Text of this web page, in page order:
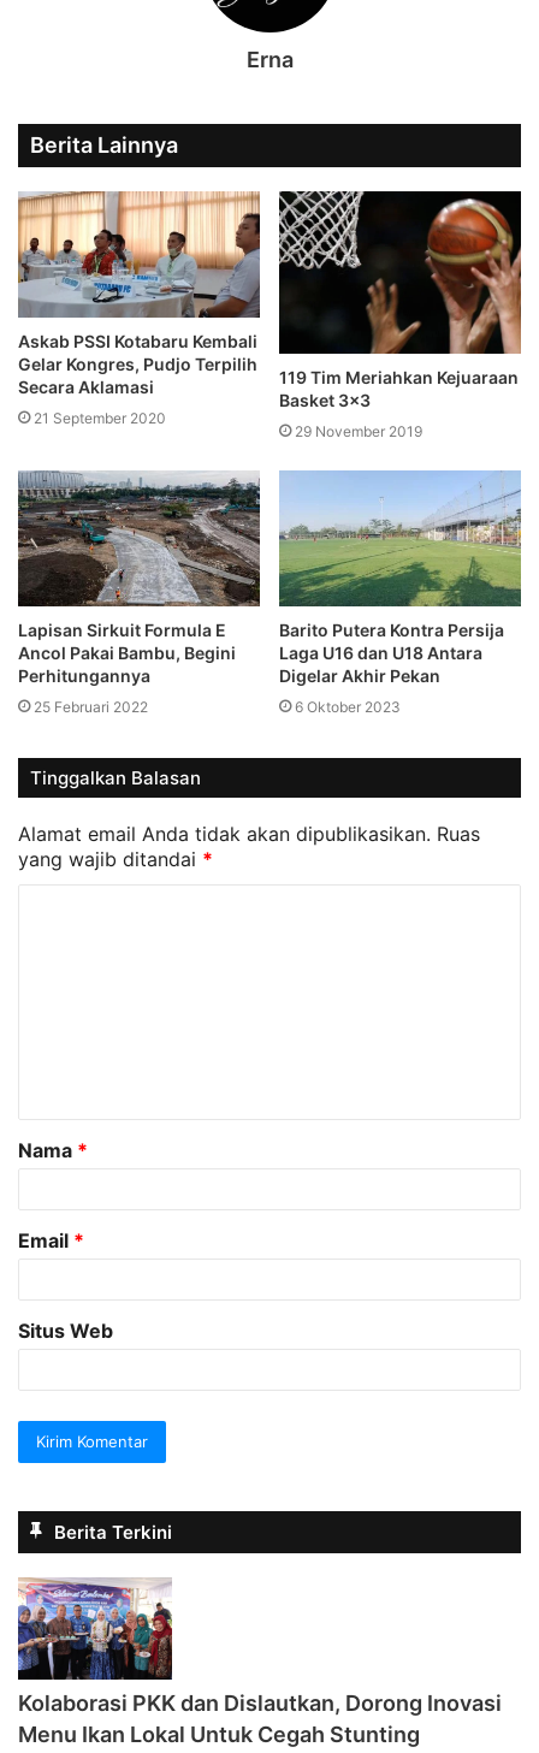
Erna
Berita Lainnya
Askab PSSI Kotabaru Kembali
Gelar Kongres, Pudjo Terpilih
Secara Aklamasi
21 September 2020
119 Tim Meriahkan Kejuaraan
Basket 3×3
29 November 2019
Lapisan Sirkuit Formula E
Ancol Pakai Bambu, Begini
Perhitungannya
25 Februari 2022
Barito Putera Kontra Persija
Laga U16 dan U18 Antara
Digelar Akhir Pekan
6 Oktober 2023
Tinggalkan Balasan
Alamat email Anda tidak akan dipublikasikan. Ruas
yang wajib ditandai *
a
r
Nama *
Email *
Situs Web
Berita Terkini
Kolaborasi PKK dan Dislautkan, Dorong Inovasi
Menu Ikan Lokal Untuk Cegah Stunting